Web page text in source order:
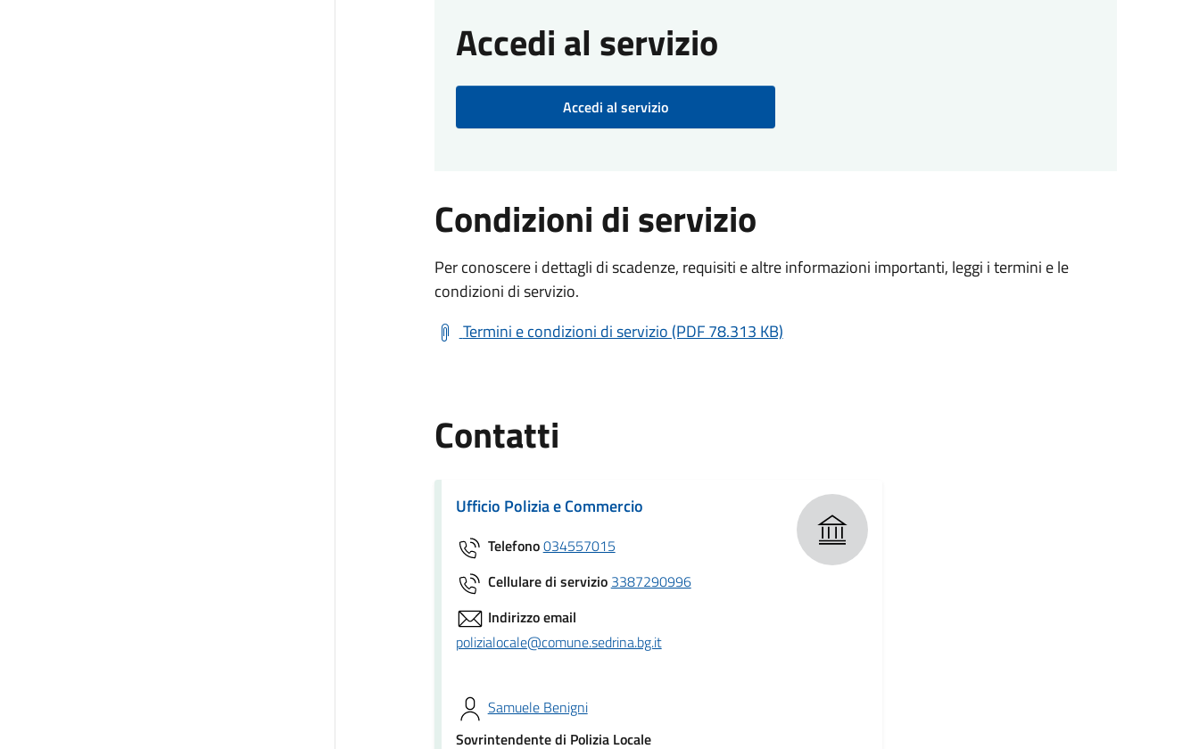
Accedi al servizio
Accedi al servizio
Condizioni di servizio
Per conoscere i dettagli di scadenze, requisiti e altre informazioni importanti, leggi i termini e le
condizioni di servizio.
Termini e condizioni di servizio (PDF 78.313 KB)
Contatti
Ufficio Polizia e Commercio
Telefono034557015
Cellulare di servizio 3387290996
Indirizzo email
polizialocale@comune.sedrina.bg.it
Samuele Benigni
Sovrintendente di Polizia Locale